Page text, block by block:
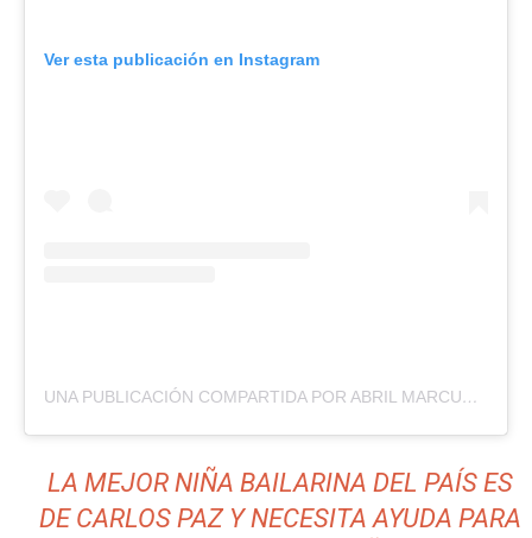
Ver esta publicación en Instagram
UNA PUBLICACIÓN COMPARTIDA POR ABRIL MARCUCCI (@ABRILMARCUCCI_2006)
LA MEJOR NIÑA BAILARINA DEL PAÍS ES
DE CARLOS PAZ Y NECESITA AYUDA PARA